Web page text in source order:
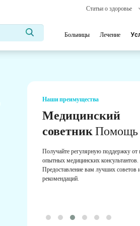
Статьи о здоровье
Больницы Лечение
Наши преимущества
Медицинский
советникПомощь
Получайте регулярную поддержку от
опытных медицинских консультантов.
Предоставление вам лучших советов
рекомендаций.